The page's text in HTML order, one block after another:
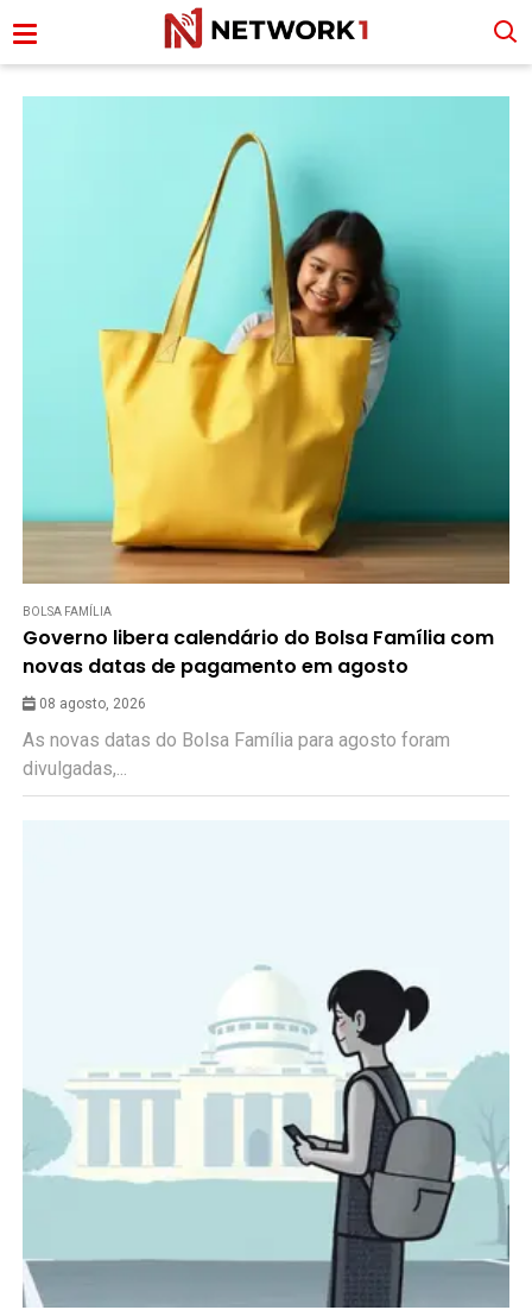
BOLSA FAMÍLIA
Governo libera calendário do Bolsa Família com
novas datas de pagamento em agosto
08 agosto, 2026
As novas datas do Bolsa Família para agosto foram
divulgadas,...